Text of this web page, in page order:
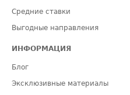
Средние ставки
Выгодные направления
ИНФОРМАЦИЯ
Блог
Эксклюзивные материалы